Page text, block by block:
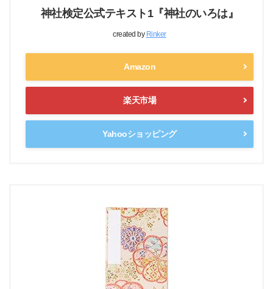
神社検定公式テキスト1『神社のいろは』
created by Rinker
Amazon
楽天市場
Yahooショッピング